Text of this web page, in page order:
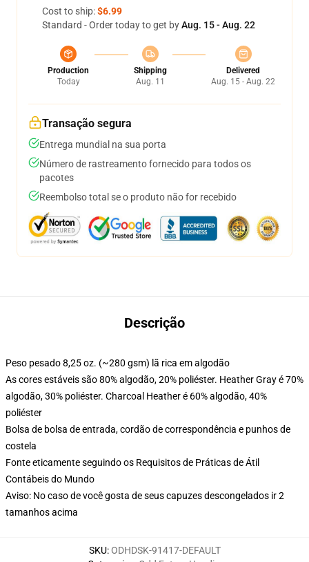
Cost to ship:$6.99
Standard - Order today to get byAug. 15 - Aug. 22
Production
Today
Shipping
Aug. 11
Delivered
Aug. 15 - Aug. 22
Transação segura
Entrega mundial na sua porta
Número de rastreamento fornecido para todos os
pacotes
Reembolso total se o produto não for recebido
Descrição
Peso pesado 8,25 oz. (~280 gsm) lã rica em algodão
As cores estáveis são 80% algodão, 20% poliéster. Heather Gray é 70%
algodão, 30% poliéster. Charcoal Heather é 60% algodão, 40%
poliéster
Bolsa de bolsa de entrada, cordão de correspondência e punhos de
costela
Fonte eticamente seguindo os Requisitos de Práticas de Átil
Contábeis do Mundo
Aviso: No caso de você gosta de seus capuzes descongelados ir 2
tamanhos acima
SKU:ODHDSK-91417-DEFAULT